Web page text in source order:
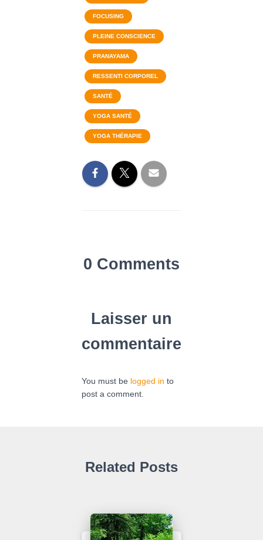
FOCUSING
PLEINE CONSCIENCE
PRANAYAMA
RESSENTI CORPOREL
SANTÉ
YOGA SANTÉ
YOGA THÉRAPIE
0 Comments
Laisser un
commentaire
You must be logged in to
post a comment.
Related Posts